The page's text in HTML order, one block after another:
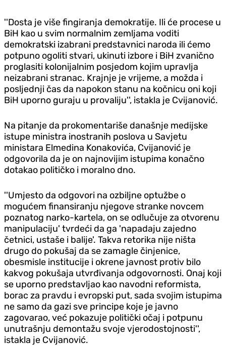
''Dosta je više fingiranja demokratije. Ili će procese u
BiH kao u svim normalnim zemljama voditi
demokratski izabrani predstavnici naroda ili ćemo
potpuno ogoliti stvari, ukinuti izbore i BiH zvanično
proglasiti kolonijalnim posjedom kojim upravlja
neizabrani stranac. Krajnje je vrijeme, a možda i
posljednji čas da napokon stanu na kočnicu oni koji
BiH uporno guraju u provaliju'', istakla je Cvijanović.
Na pitanje da prokomentariše današnje medijske
istupe ministra inostranih poslova u Savjetu
ministara Elmedina Konakovića, Cvijanović je
odgovorila da je on najnovijim istupima konačno
dotakao političko i moralno dno.
''Umjesto da odgovori na ozbiljne optužbe o
mogućem finansiranju njegove stranke novcem
poznatog narko-kartela, on se odlučuje za otvorenu
manipulaciju' tvrdeći da ga 'napadaju zajedno
četnici, ustaše i balije'. Takva retorika nije ništa
drugo do pokušaj da se zamagle činjenice,
obesmisle institucije i okrene javnost protiv bilo
kakvog pokušaja utvrđivanja odgovornosti. Onaj koji
se uporno predstavljao kao navodni reformista,
borac za pravdu i evropski put, sada svojim istupima
ne samo da gazi sve principe koje je javno
zagovarao, već pokazuje politički očaj i potpunu
unutrašnju demontažu svoje vjerodostojnosti'',
istakla je Cvijanović.